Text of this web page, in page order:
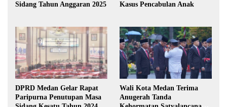
Sidang Tahun Anggaran 2025
Kasus Pencabulan Anak
DPRD Medan Gelar Rapat
Paripurna Penutupan Masa
Wali Kota Medan Terima
Anugerah Tanda